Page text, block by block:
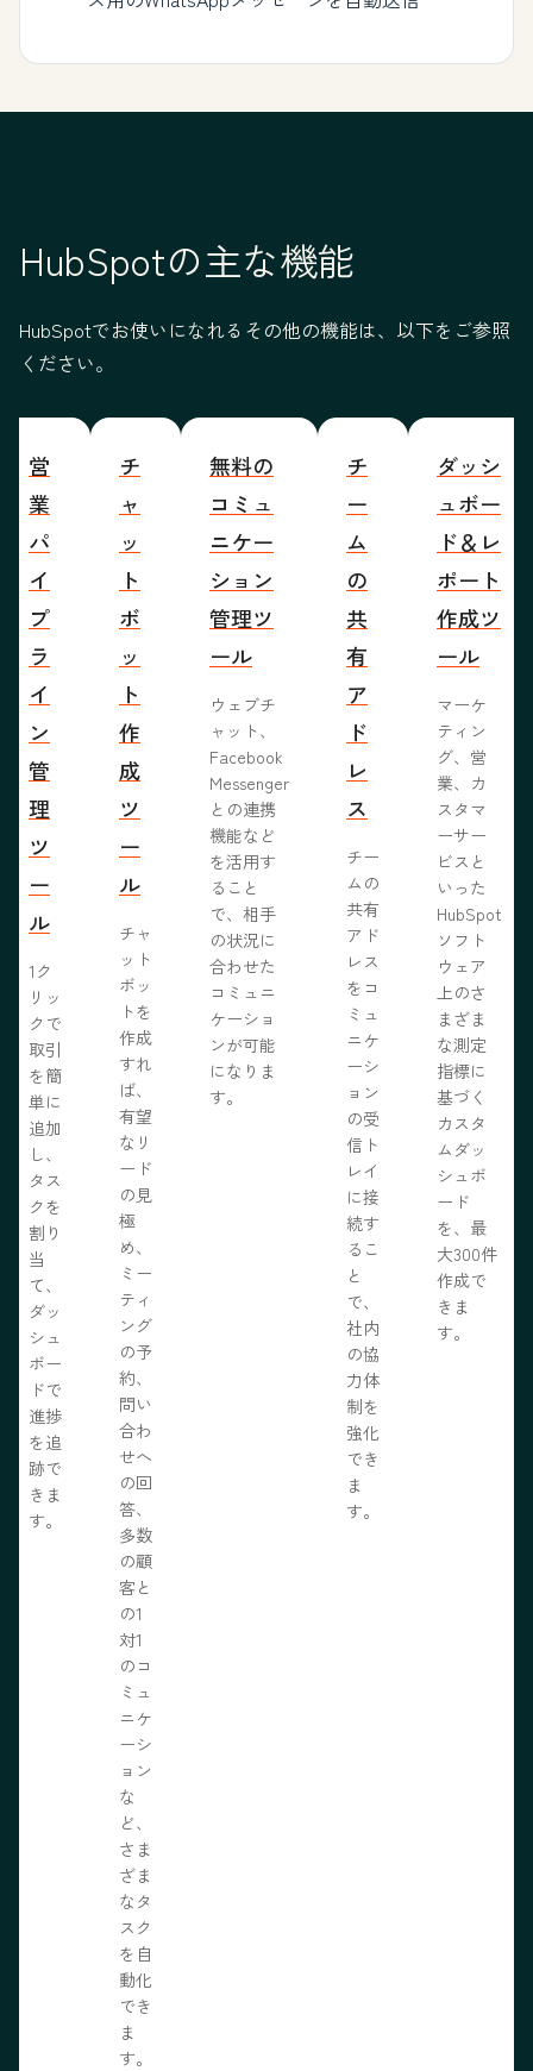
HubSpotの主な機能
HubSpotでお使いになれるその他の機能は、以下をご参照
ください。
営
業
パ
イ
プ
ラ
イ
ン
管
理
ツ
ー
ル
1ク
リッ
クで
取引
を簡
単に
追加
し、
タス
クを
割り
当
て、
ダッ
シュ
ボー
ドで
進捗
を追
跡で
きま
す。
チ
ャ
ッ
ト
ボ
ッ
ト
作
成
ツ
ー
ル
チャ
ット
ボッ
トを
作成
すれ
ば、
有望
なリ
ード
の見
極
め、
ミー
ティ
ング
の予
約、
問い
合わ
せへ
の回
答、
多数
の顧
客と
の1
対1
のコ
ミュ
ニケ
ーシ
ョン
な
ど、
さま
ざま
なタ
スク
を自
動化
でき
ま
す。
無料の
コミュ
ニケー
ション
管理ツ
ール
ウェブチ
ャット、
Facebook
Messenger
との連携
機能など
を活用す
ること
で、相手
の状況に
合わせた
コミュニ
ケーショ
ンが可能
になりま
す。
チ
ー
ム
の
共
有
ア
ド
レ
ス
チー
ムの
共有
アド
レス
をコ
ミュ
ニケ
ーシ
ョン
の受
信ト
レイ
に接
続す
るこ
と
で、
社内
の協
力体
制を
強化
でき
ま
す。
ダッシ
ュボー
ド＆レ
ポート
作成ツ
ール
マーケ
ティン
グ、営
業、カ
スタマ
ーサー
ビスと
いった
HubSpot
ソフト
ウェア
上のさ
まざま
な測定
指標に
基づく
カスタ
ムダッ
シュボ
ード
を、最
大300件
作成で
きま
す。